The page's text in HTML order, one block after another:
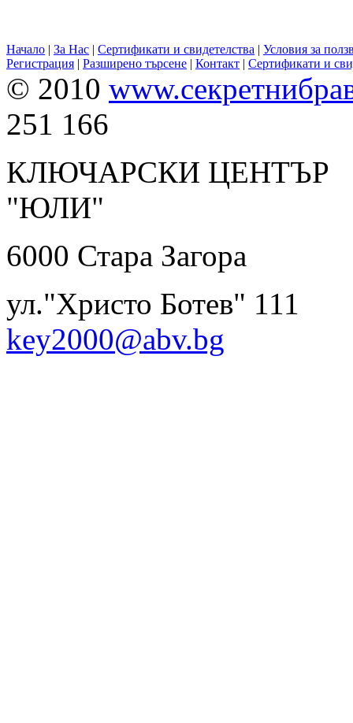
Начало | За Нас | Сертификати и свидетелства | Условия за
Регистрация | Разширено търсене | Контакт | Сертификати и
© 2010
251 166
КЛЮЧАРСКИ ЦЕНТЪР
"ЮЛИ" 0899
6000
ул."Христо
key2000@abv.bg